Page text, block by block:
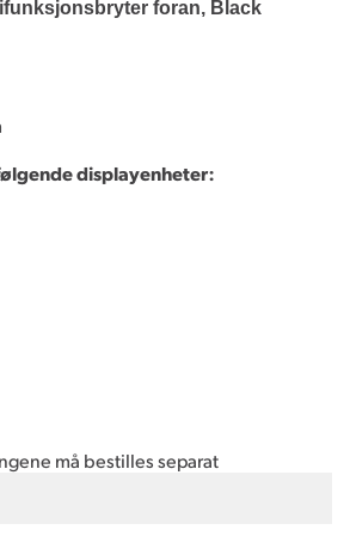
foran, Black
displayenheter:
må bestilles separat